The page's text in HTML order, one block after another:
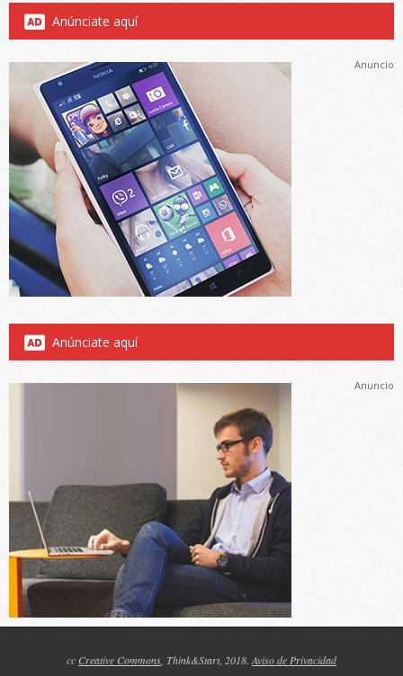
Anúnciate aquí
Anuncio
Anúnciate aquí
Anuncio
cc Creative Commons, Think&Start, 2018.Aviso de Privacidad